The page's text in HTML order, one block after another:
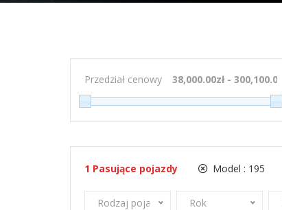
Przedział cenowy
1 Pasujące pojazdy Model : 195
Rodzaj pojazdu Rok